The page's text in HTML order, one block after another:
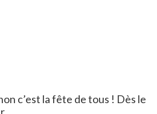
c’est la fête de tous ! Dès le